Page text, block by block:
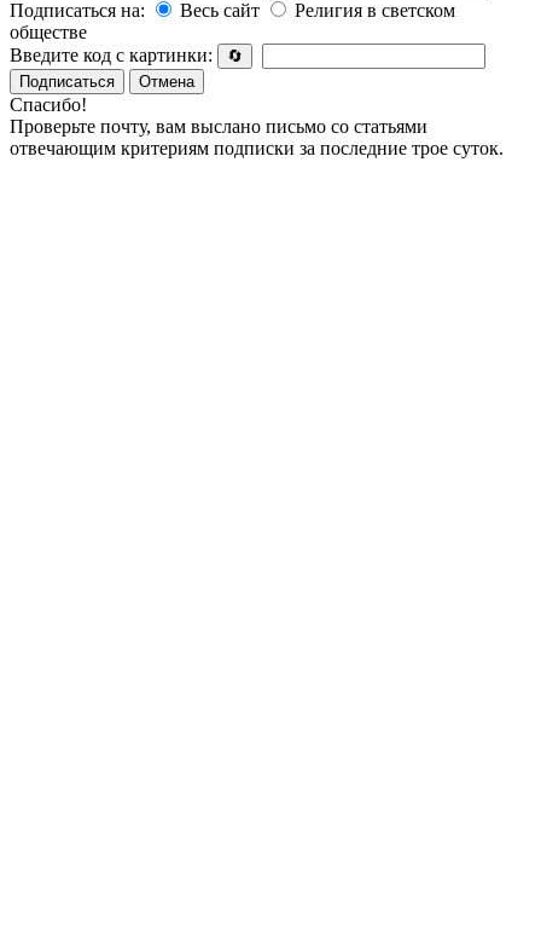
Подписаться на:
Весь сайт
Религия в светском
обществе
Введите код с картинки:
🔄
Подписаться
Отмена
Спасибо!
Проверьте почту, вам выслано письмо со статьями
отвечающим критериям подписки за последние трое суток.